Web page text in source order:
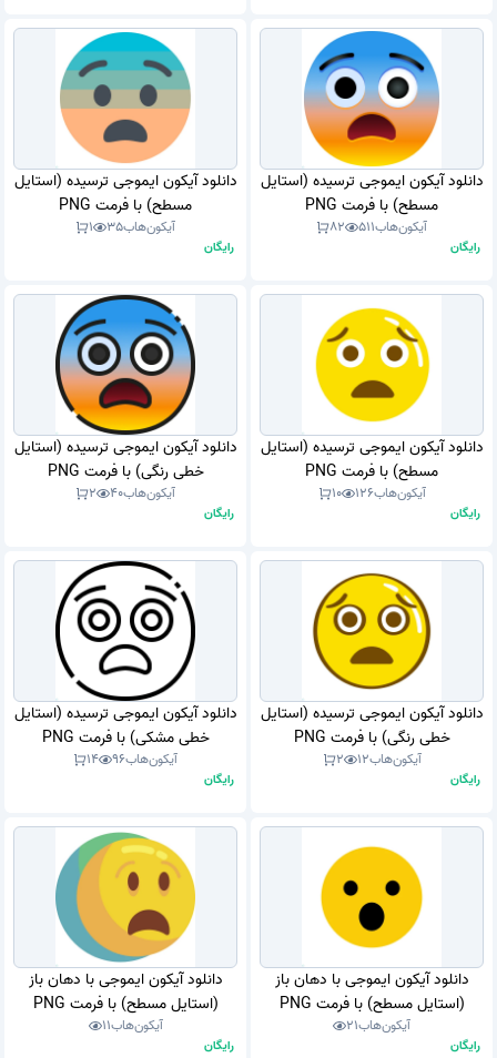
دانلود آیکون ایموجی ترسیده (استایل
مسطح) با فرمت PNG
آیکون‌هاب511
82
رایگان
دانلود آیکون ایموجی ترسیده (استایل
مسطح) با فرمت PNG
آیکون‌هاب35
1
رایگان
دانلود آیکون ایموجی ترسیده (استایل
مسطح) با فرمت PNG
آیکون‌هاب126
10
رایگان
دانلود آیکون ایموجی ترسیده (استایل
خطی رنگی) با فرمت PNG
آیکون‌هاب40
2
رایگان
دانلود آیکون ایموجی ترسیده (استایل
خطی رنگی) با فرمت PNG
آیکون‌هاب12
2
رایگان
دانلود آیکون ایموجی ترسیده (استایل
خطی مشکی) با فرمت PNG
آیکون‌هاب96
14
رایگان
دانلود آیکون ایموجی با دهان باز
(استایل مسطح) با فرمت PNG
آیکون‌هاب21
رایگان
دانلود آیکون ایموجی با دهان باز
(استایل مسطح) با فرمت PNG
آیکون‌هاب11
رایگان